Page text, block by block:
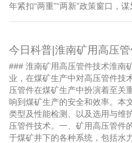
年紧扣“两重”“两新”政策窗口，
今日科普|淮南矿用高压
### 淮南矿用高压管件技术淮南
业，在煤矿生产中对高压管件技
压管件在煤矿生产中扮演着至关
响到煤矿生产的安全和效率。本
类型及性能检测、以及选用与维
压管件技术。一、矿用高压管件
于煤矿井下的各种系统，包括水